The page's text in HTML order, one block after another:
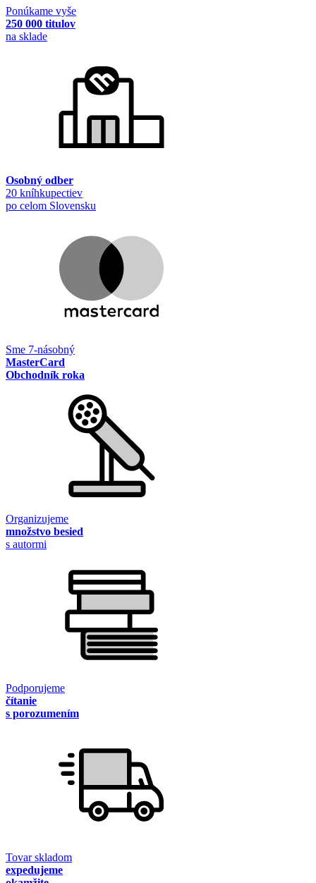
Ponúkame vyše
250 000 titulov
na sklade
Osobný odber
20 kníhkupectiev
po celom Slovensku
Sme 7-násobný
MasterCard
Obchodník roka
Organizujeme
množstvo besied
s autormi
Podporujeme
čítanie
s porozumením
Tovar skladom
expedujeme